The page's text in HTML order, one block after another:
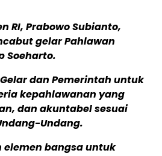
RI, Prabowo Subianto,
gelar Pahlawan
Soeharto.
dan Pemerintah untuk
kepahlawanan yang
dan akuntabel sesuai
Undang.
elemen bangsa untuk